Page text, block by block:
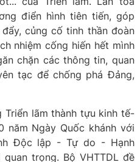
điển hình tiên tiến, góp
củng cố tinh thần đoàn
nhiệm cống hiến hết mình
chặn các thông tin, quan
tạc để chống phá Đảng,
lãm thành tựu kinh tế-
năm Ngày Quốc khánh với
Độc lập - Tự do - Hạnh
trọng. Bộ VHTTDL đề